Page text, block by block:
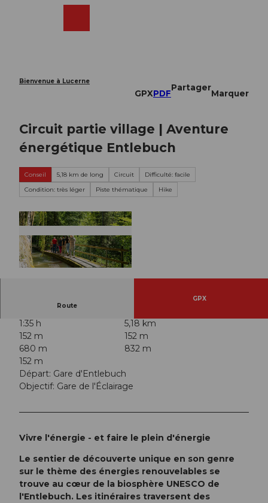
Bienvenue à Lucerne
GPXPDF
Partager
Marquer
Circuit partie village | Aventure
énergétique Entlebuch
Conseil 5,18 km de long Circuit
Difficulté: facile
Condition: très léger
Piste thématique Hike
Route
GPX
1:35 h
5,18 km
152 m
152 m
680 m
832 m
152 m
Départ: Gare d'Entlebuch
Objectif: Gare de l'Éclairage
Vivre l'énergie - et faire le plein d'énergie
Le sentier de découverte unique en son genre
sur le thème des énergies renouvelables se
trouve au cœur de la biosphère UNESCO de
l'Entlebuch. Les itinéraires traversent des